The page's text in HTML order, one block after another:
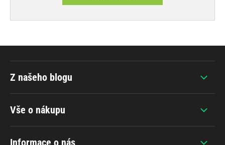
Vše o nákupu
Informace o nás
Z našeho blogu